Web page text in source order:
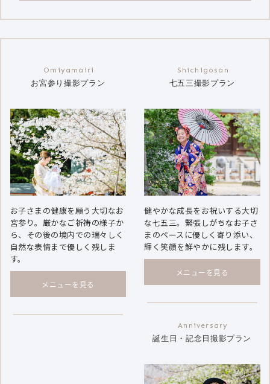
お宮参り撮影プラン
お子さまの健康を願う大切なお
宮参り。厳かなご祈祷の様子か
ら、その後の境内での瑞々しく
自然な表情まで優しく残しま
す。
メニューを見る
七五三撮影プラン
健やかな成長をお祝いする大切
な七五三。緊張しがちなお子さ
まのペースに優しく寄り添い、
輝く笑顔を鮮やかに残します。
メニューを見る
誕生日・記念日撮影プラン